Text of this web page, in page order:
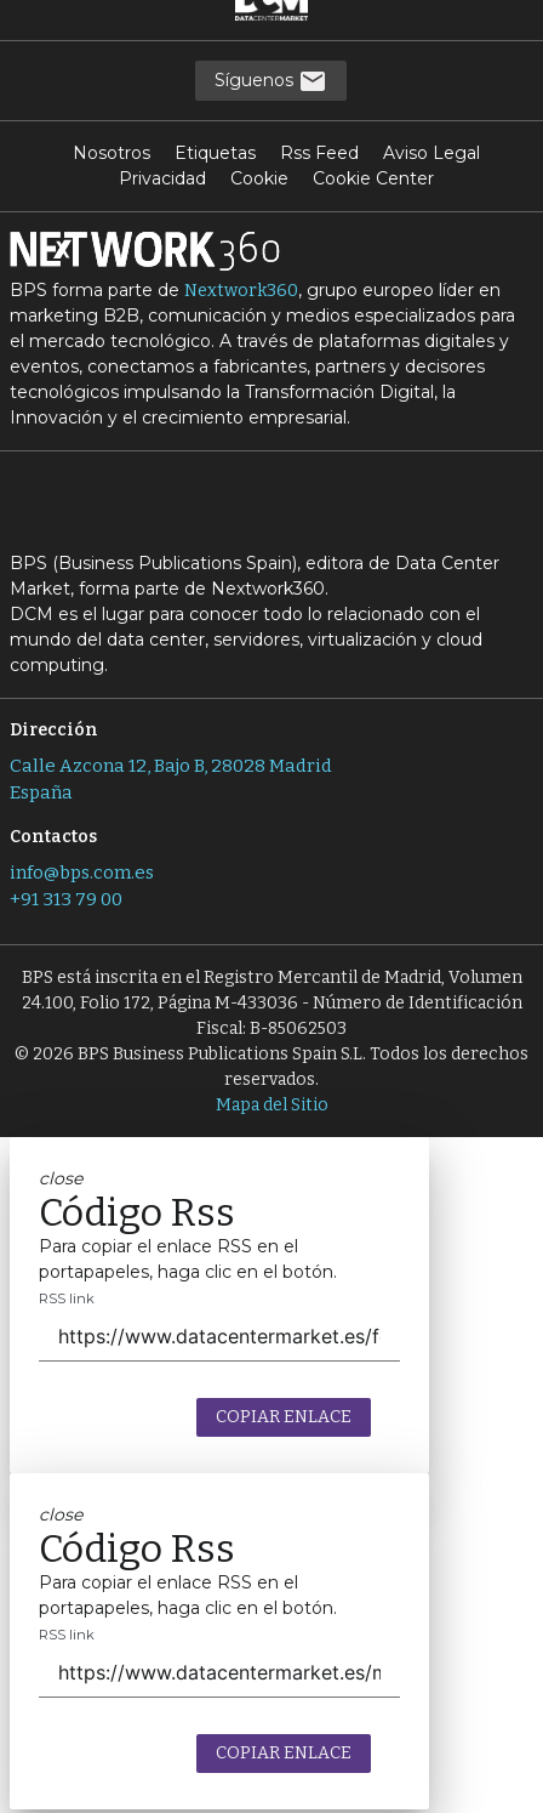
Síguenos
Nosotros Etiquetas Rss Feed
Aviso Legal
Privacidad
Cookie Cookie Center
BPS forma parte de Nextwork360, grupo europeo líder en
marketing B2B, comunicación y medios especializados para
el mercado tecnológico. A través de plataformas digitales y
eventos, conectamos a fabricantes, partners y decisores
tecnológicos impulsando la Transformación Digital, la
Innovación y el crecimiento empresarial.
BPS (Business Publications Spain), editora de Data Center
Market, forma parte de Nextwork360.
DCM es el lugar para conocer todo lo relacionado con el
mundo del data center, servidores, virtualización y cloud
computing.
Dirección
Calle Azcona 12, Bajo B, 28028 Madrid
España
Contactos
info@bps.com.es
+91 313 79 00
BPS está inscrita en el Registro Mercantil de Madrid, Volumen
24.100, Folio 172, Página M-433036 - Número de Identificación
Fiscal: B-85062503
© 2026 BPS Business Publications Spain S.L. Todos los derechos
reservados.
Mapa del Sitio
close
Código Rss
Para copiar el enlace RSS en el
portapapeles, haga clic en el botón.
RSS link
COPIAR ENLACE
close
Código Rss
Para copiar el enlace RSS en el
portapapeles, haga clic en el botón.
RSS link
COPIAR ENLACE